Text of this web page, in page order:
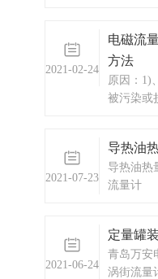
稳固的情
度;另有一
2021-02-24
电磁流
方法
原因：1)
被污染或
下阀门有
颗粒7)、
9)、工艺
2021-07-23
导热油
导热油热
流量计
2021-06-24
定量罐
青岛万安
涡街流量